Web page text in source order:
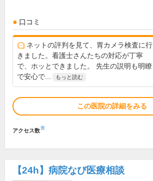
口コミ
ネットの評判を見て、胃カメラ検査に行
きました。看護士さんたちの対応が丁寧
で、ホッとできました。 先生の説明も明瞭
で安心で...
もっと読む
この医院の詳細をみる
アクセス数※
【24h】 病院なび医療相談